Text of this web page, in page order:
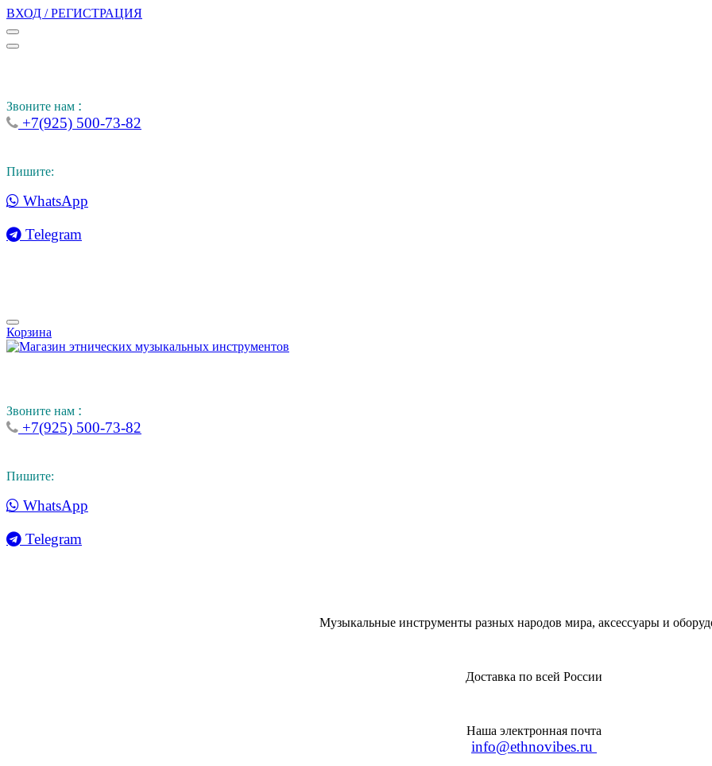
ВХОД / РЕГИСТРАЦИЯ
Звоните нам :
+7(925) 500-73-82
Пишите:
WhatsApp
Telegram
Корзина
Звоните нам :
+7(925) 500-73-82
Пишите:
WhatsApp
Telegram
Музыкальные инструменты разных народов мира, аксессуары и
Доставка по всей России
Наша электронная почта
info@ethnovibes.ru